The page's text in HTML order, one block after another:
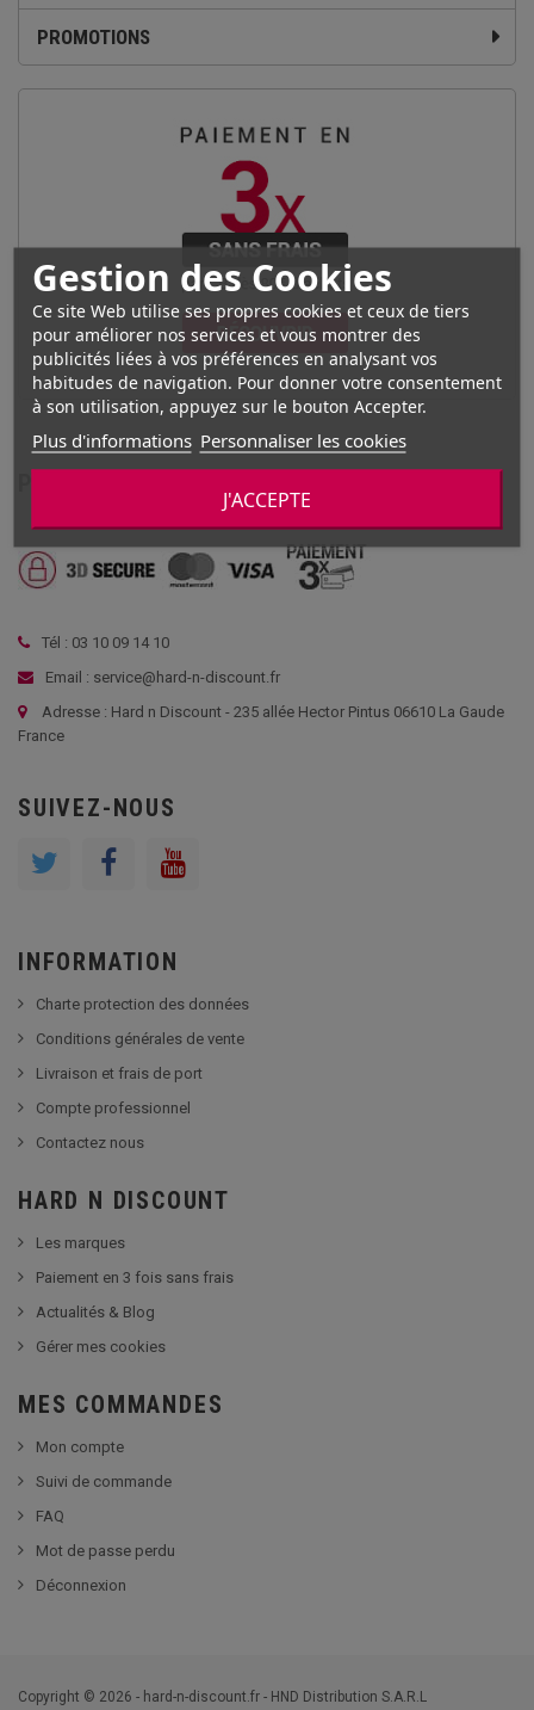
Gestion des Cookies
Ce site Web utilise ses propres cookies et ceux de tiers
pour améliorer nos services et vous montrer des
publicités liées à vos préférences en analysant vos
habitudes de navigation. Pour donner votre consentement
à son utilisation, appuyez sur le bouton Accepter.
Plus d'informations Personnaliser les cookies
J'ACCEPTE
PROMOTIONS
Tél : 03 10 09 14 10
Email : service@hard-n-discount.fr
Adresse : Hard n Discount - 235 allée Hector Pintus 06610 La Gaude
France
SUIVEZ-NOUS
INFORMATION
Charte protection des données
Conditions générales de vente
Livraison et frais de port
Compte professionnel
Contactez nous
HARD N DISCOUNT
Les marques
Paiement en 3 fois sans frais
Actualités & Blog
Gérer mes cookies
MES COMMANDES
Mon compte
Suivi de commande
FAQ
Mot de passe perdu
Déconnexion
Copyright © 2026 - hard-n-discount.fr - HND Distribution S.A.R.L